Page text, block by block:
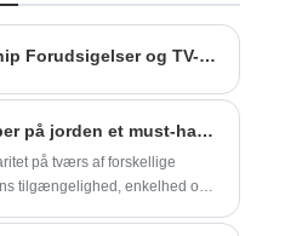
pris. Dette 9
blanding af fremragende
og avanceret2024 Open Championship Forudsigelser og TV-program
Hvorfor bliver golfklubber på jorden et must-have for golfentusiaster?
på tværs af forskellige
tilgængelighed, enkelhed og